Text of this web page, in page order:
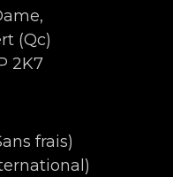
(Qc)
2K7
frais)